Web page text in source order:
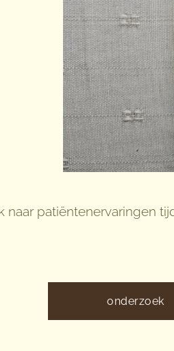
naar patiëntenervaringen
onderzoek